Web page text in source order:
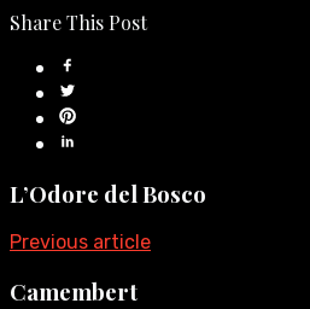
Share This Post
L’Odore del Bosco
Previous article
Camembert